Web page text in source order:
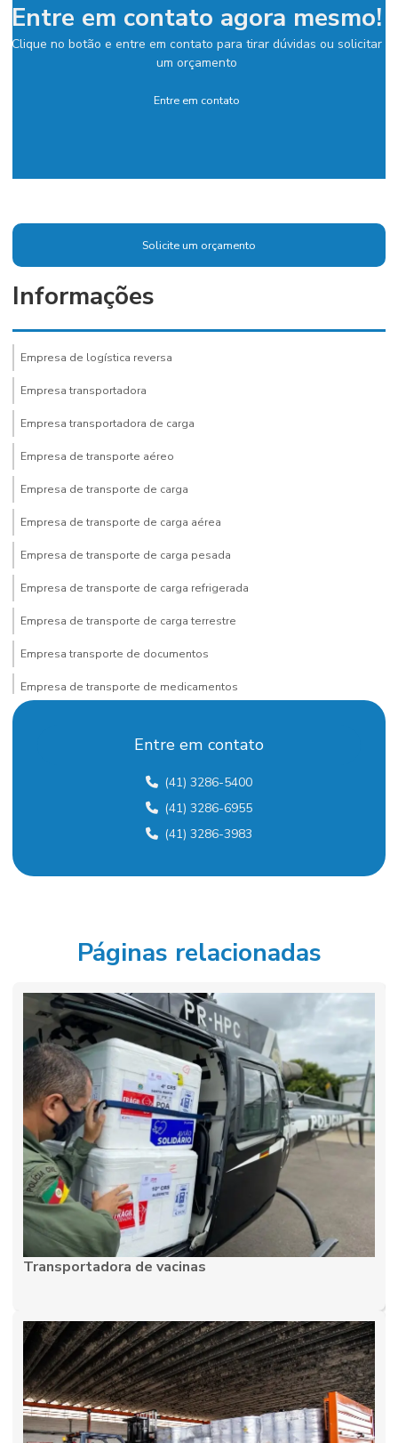
Entre em contato agora mesmo!
Clique no botão e entre em contato para tirar dúvidas ou solicitar
um orçamento
Entre em contato
Solicite um orçamento
Informações
Empresa de logística reversa
Empresa transportadora
Empresa transportadora de carga
Empresa de transporte aéreo
Empresa de transporte de carga
Empresa de transporte de carga aérea
Empresa de transporte de carga pesada
Empresa de transporte de carga refrigerada
Empresa de transporte de carga terrestre
Empresa transporte de documentos
Empresa de transporte de medicamentos
Empresa de transporte rodoviário de cargas
Empresa de transporte terrestre
Empresas de transporte em curitiba
Frete de cargas pequenas
Frete expresso
Frete expresso transportadora
Frete fracionado
Frete fracionado e dedicado
Frete internacional de cargas
Frete transportadora
Frete e transporte de cargas
Serviço de frete e transporte de cargas
Serviço de transporte aéreo
Serviço de transporte de carga
Serviço de transporte de carga aérea
Entre em contato
(41) 3286-5400
(41) 3286-6955
(41) 3286-3983
Páginas relacionadas
Transportadora de vacinas